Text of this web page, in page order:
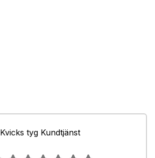
Kvicks tyg Kundtjänst